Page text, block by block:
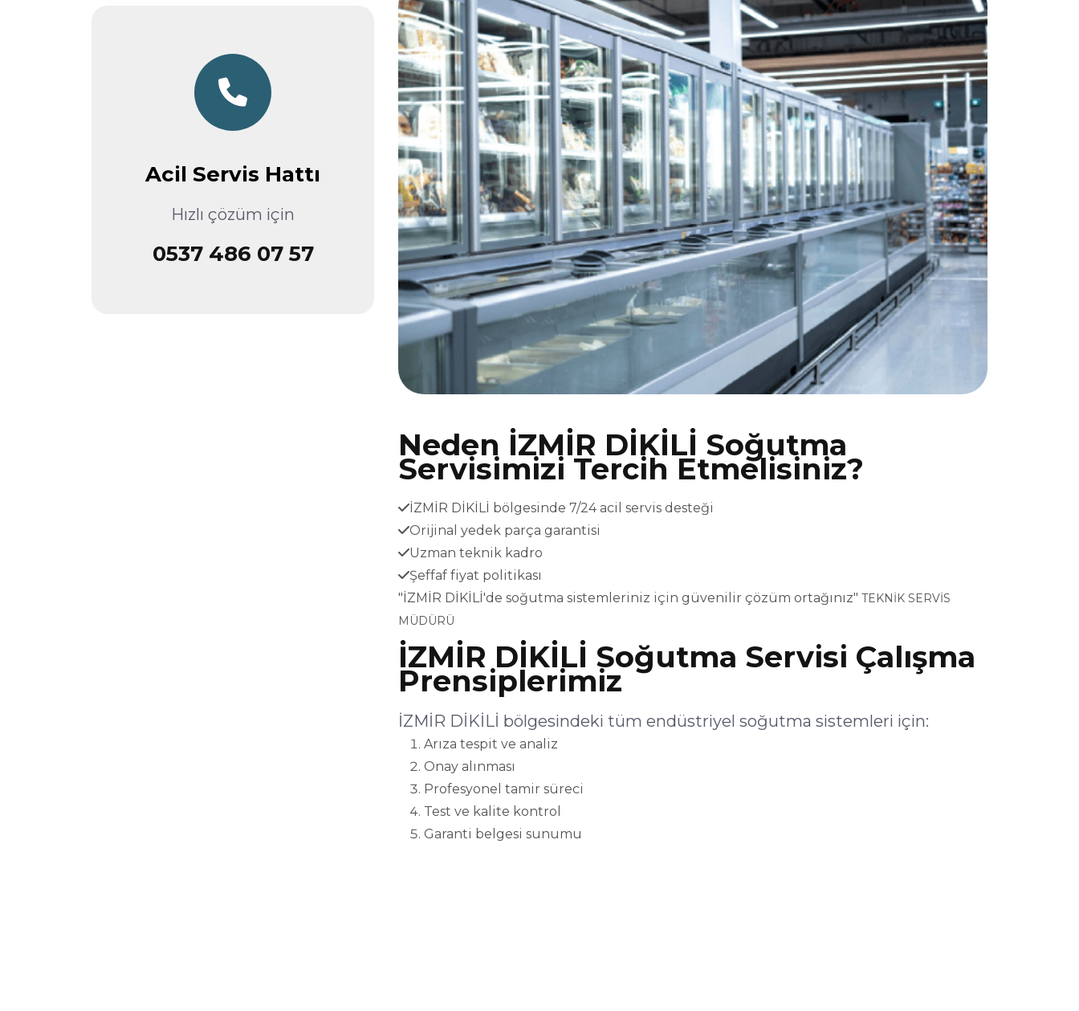
Acil Servis Hattı
Hızlı çözüm için
0537 486 07 57
Neden İZMİR DİKİLİ Soğutma
Servisimizi Tercih Etmelisiniz?
İZMİR DİKİLİ bölgesinde 7/24 acil servis desteği
Orijinal yedek parça garantisi
Uzman teknik kadro
Şeffaf fiyat politikası
"İZMİR DİKİLİ'de soğutma sistemleriniz için güvenilir çözüm ortağınız" TEKNİK SERVİS
MÜDÜRÜ
İZMİR DİKİLİ Soğutma Servisi Çalışma
Prensiplerimiz
İZMİR DİKİLİ bölgesindeki tüm endüstriyel soğutma sistemleri için:
Arıza tespit ve analiz
Onay alınması
Profesyonel tamir süreci
Test ve kalite kontrol
Garanti belgesi sunumu